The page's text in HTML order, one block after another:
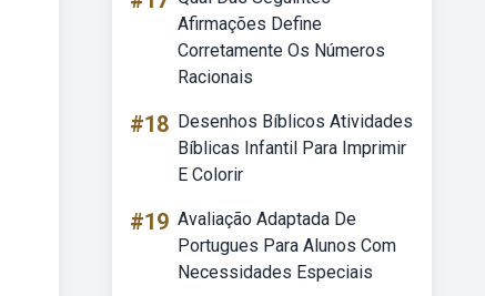
Afirmações Define
Corretamente Os Números
Racionais
#18 Desenhos Bíblicos Atividades
Bíblicas Infantil Para Imprimir
E Colorir
#19 Avaliação Adaptada De
Portugues Para Alunos Com
Necessidades Especiais